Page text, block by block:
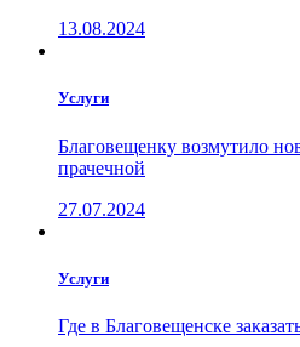
13.08.2024
Услуги
Благовещенку возмутило
прачечной
27.07.2024
Услуги
Где в Благовещенске